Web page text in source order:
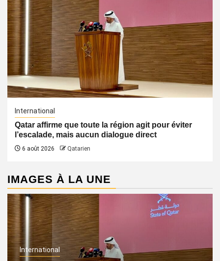
International
Qatar affirme que toute la région agit pour éviter
l’escalade, mais aucun dialogue direct
6 août 2026 Qatarien
IMAGES À LA UNE
International